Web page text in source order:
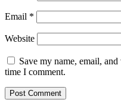
Email *
Website
Save my name, email,
time I comment.